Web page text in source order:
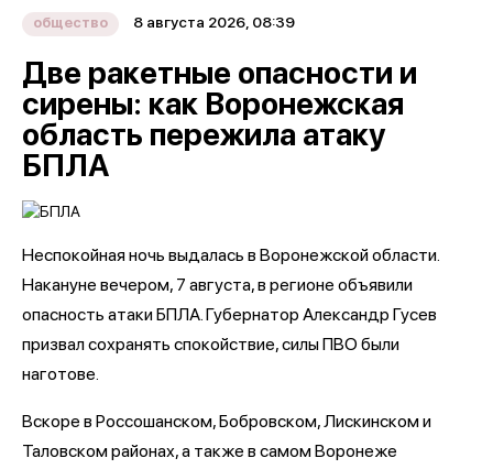
общество 8 августа 2026, 08:39
Две ракетные опасности и
сирены: как Воронежская
область пережила атаку
БПЛА
Неспокойная ночь выдалась в Воронежской области.
Накануне вечером, 7 августа, в регионе объявили
опасность атаки БПЛА. Губернатор Александр Гусев
призвал сохранять спокойствие, силы ПВО были
наготове.
Вскоре в Россошанском, Бобровском, Лискинском и
Таловском районах, а также в самом Воронеже